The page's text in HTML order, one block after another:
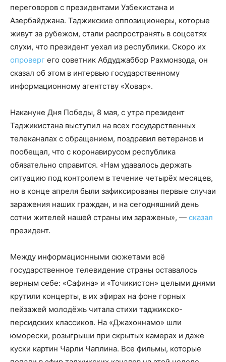
переговоров с президентами Узбекистана и
Азербайджана. Таджикские оппозиционеры, которые
живут за рубежом, стали распространять в соцсетях
слухи, что президент уехал из республики. Скоро их
опроверг его советник Абдуджаббор Рахмонзода, он
сказал об этом в интервью государственному
информационному агентству «Ховар».
Накануне Дня Победы, 8 мая, с утра президент
Таджикистана выступил на всех государственных
телеканалах с обращением, поздравил ветеранов и
пообещал, что с коронавирусом республика
обязательно справится. «Нам удавалось держать
ситуацию под контролем в течение четырёх месяцев,
но в конце апреля были зафиксированы первые случаи
заражения наших граждан, и на сегодняшний день
сотни жителей нашей страны им заражены», — сказал
президент.
Между информационными сюжетами всё
государственное телевидение страны оставалось
верным себе: «Сафина» и «Точикистон» целыми днями
крутили концерты, в их эфирах на фоне горных
пейзажей молодёжь читала стихи таджикско-
персидских классиков. На «Джахоннамо» шли
юморески, розыгрыши при скрытых камерах и даже
куски картин Чарли Чаплина. Все фильмы, которые